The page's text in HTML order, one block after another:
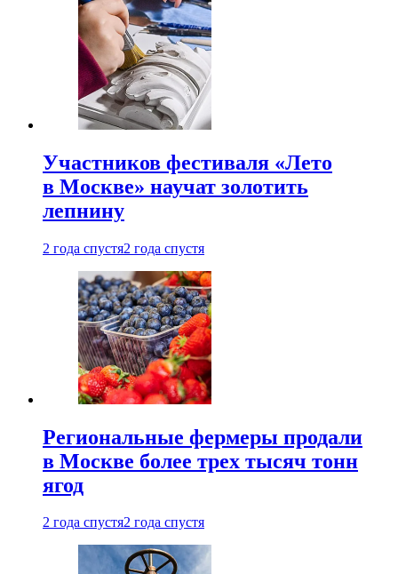
Участников фестиваля «Лето
в Москве» научат золотить
лепнину
2 года спустя2 года спустя
Региональные фермеры продали
в Москве более трех тысяч тонн
ягод
2 года спустя2 года спустя